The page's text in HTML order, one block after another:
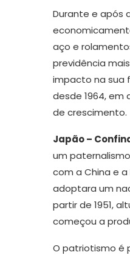
Durante e após
aço e
previdência
impacto na sua
desde 1964, em
de crescimento.
Japão –
um
com a China e
adoptara um
partir de 1951,
começou a
O patriotismo é